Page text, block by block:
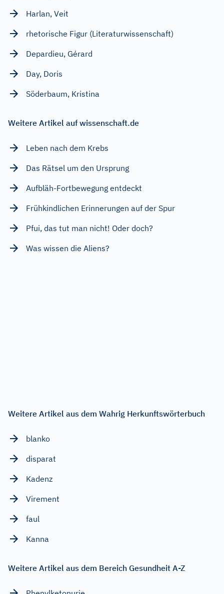
Harlan, Veit
rhetorische Figur (Literaturwissenschaft)
Depardieu, Gérard
Day, Doris
Söderbaum, Kristina
Weitere Artikel auf wissenschaft.de
Leben nach dem Krebs
Das Rätsel um den Ursprung
Aufbläh-Fortbewegung entdeckt
Frühkindlichen Erinnerungen auf der Spur
Pfui, das tut man nicht! Oder doch?
Was wissen die Aliens?
Weitere Artikel aus dem Wahrig Herkunftswörterbuch
blanko
disparat
Kadenz
Virement
faul
Kanna
Weitere Artikel aus dem Bereich Gesundheit A-Z